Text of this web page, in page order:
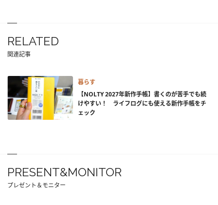
RELATED
関連記事
暮らす
【NOLTY 2027年新作手帳】書くのが苦手でも続
けやすい！ ライフログにも使える新作手帳をチ
ェック
PRESENT&MONITOR
プレゼント＆モニター